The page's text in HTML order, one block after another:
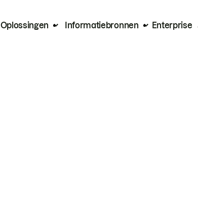
Oplossingen Informatiebronnen Enterprise